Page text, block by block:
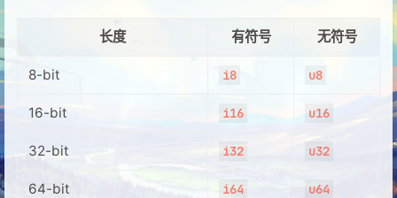
长度 有符号 无符号
8-bit i8 u8
16-bit i16 u16
32-bit i32 u32
64-bit i64 u64